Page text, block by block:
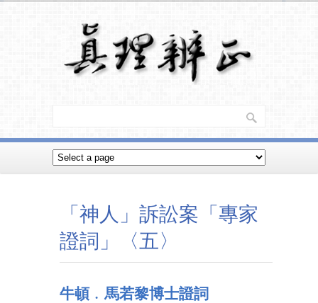
「神人」訴訟案「專家
證詞」〈五〉
牛頓﹒馬若黎博士證詞